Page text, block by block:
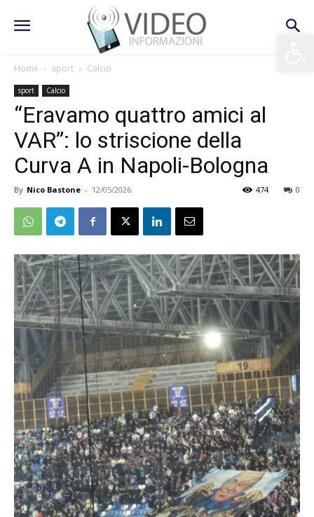
Home sport Calcio
sport Calcio
“Eravamo quattro amici al
VAR”: lo striscione della
Curva A in Napoli-Bologna
By Nico Bastone - 12/05/2026 0
474